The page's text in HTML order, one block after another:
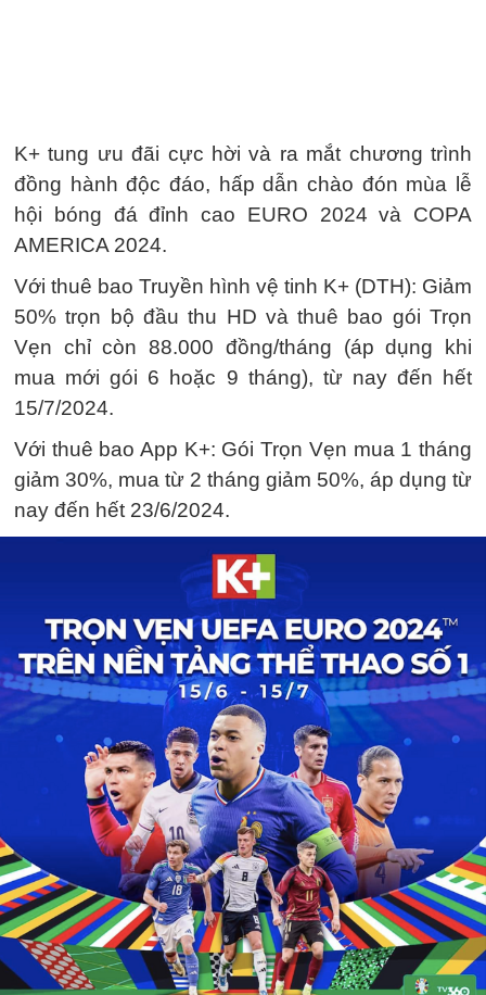
K+ tung ưu đãi cực hời và ra mắt chương trình
đồng hành độc đáo, hấp dẫn chào đón mùa lễ
hội bóng đá đỉnh cao EURO 2024 và COPA
AMERICA 2024.
Với thuê bao Truyền hình vệ tinh K+ (DTH): Giảm
50% trọn bộ đầu thu HD và thuê bao gói Trọn
Vẹn chỉ còn 88.000 đồng/tháng (áp dụng khi
mua mới gói 6 hoặc 9 tháng), từ nay đến hết
15/7/2024.
Với thuê bao App K+: Gói Trọn Vẹn mua 1 tháng
giảm 30%, mua từ 2 tháng giảm 50%, áp dụng từ
nay đến hết 23/6/2024.